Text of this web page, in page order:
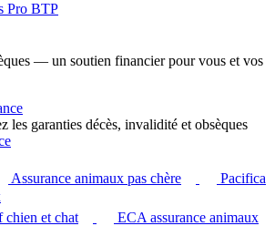
Pro BTP
— un soutien financier pour vous et vos
les garanties décès, invalidité et obsèques
Assurance animaux pas chère
Pacifica
chien et chat
ECA assurance animaux